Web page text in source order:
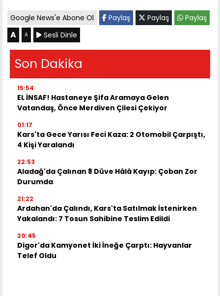
Google News'e Abone Ol Paylaş Paylaş Paylaş
A A Sesli Dinle
Son Dakika
15:54
EL İNSAF! Hastaneye Şifa Aramaya Gelen
Vatandaş, Önce Merdiven Çilesi Çekiyor
01:17
Kars'ta Gece Yarısı Feci Kaza: 2 Otomobil Çarpıştı,
4 Kişi Yaralandı
22:53
Aladağ'da Çalınan 8 Düve Hâlâ Kayıp: Çoban Zor
Durumda
21:22
Ardahan'da Çalındı, Kars'ta Satılmak İstenirken
Yakalandı: 7 Tosun Sahibine Teslim Edildi
20:45
Digor'da Kamyonet İki İneğe Çarptı: Hayvanlar
Telef Oldu